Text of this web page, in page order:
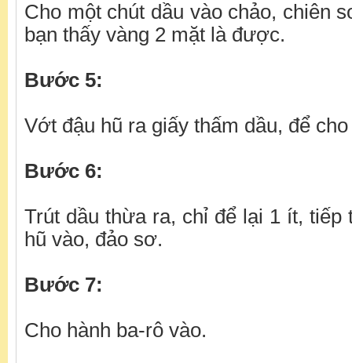
Cho một chút dầu vào chảo, chiên
bạn thấy vàng 2 mặt là được.
Bước 5:
Vớt đậu hũ ra giấy thấm dầu, để
Bước 6:
Trút dầu thừa ra, chỉ để lại 1 ít, tiếp
hũ vào, đảo sơ.
Bước 7:
Cho hành ba-rô vào.